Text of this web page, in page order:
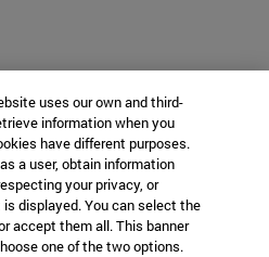
uses our own and third-
information when you
have different purposes.
a user, obtain information
your privacy, or
displayed. You can select the
accept them all. This banner
one of the two options.